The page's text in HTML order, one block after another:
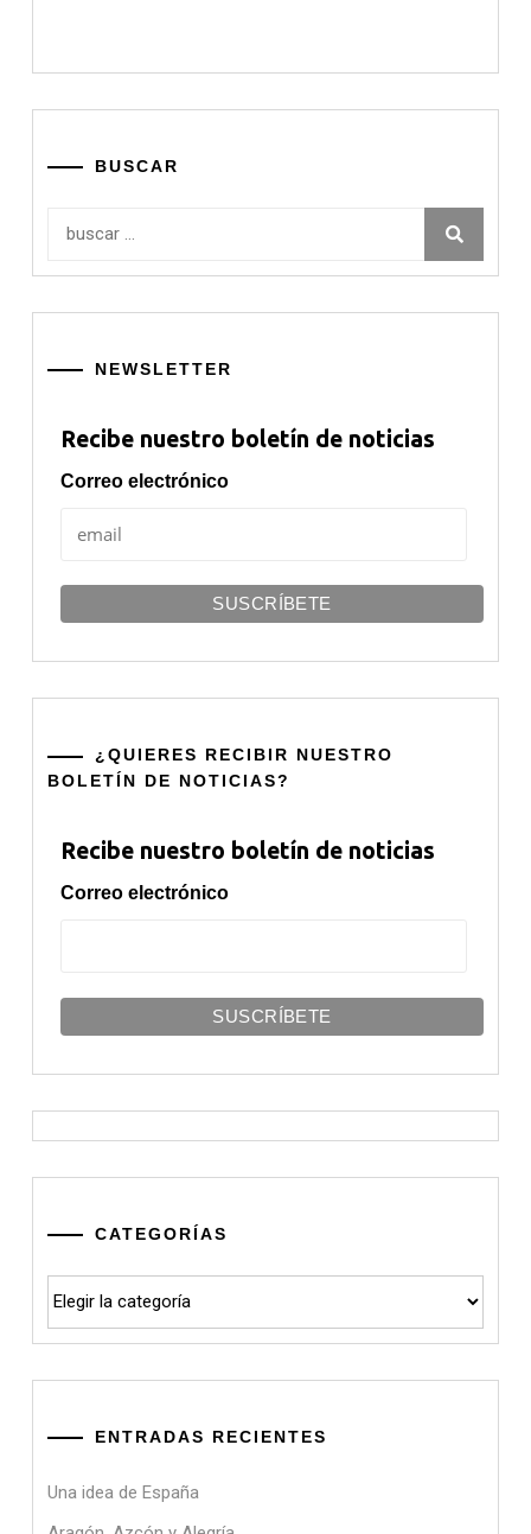
BUSCAR
NEWSLETTER
Recibe nuestro boletín de noticias
Correo electrónico
¿QUIERES RECIBIR NUESTRO
BOLETÍN DE NOTICIAS?
Recibe nuestro boletín de noticias
Correo electrónico
CATEGORÍAS
ENTRADAS RECIENTES
Una idea de España